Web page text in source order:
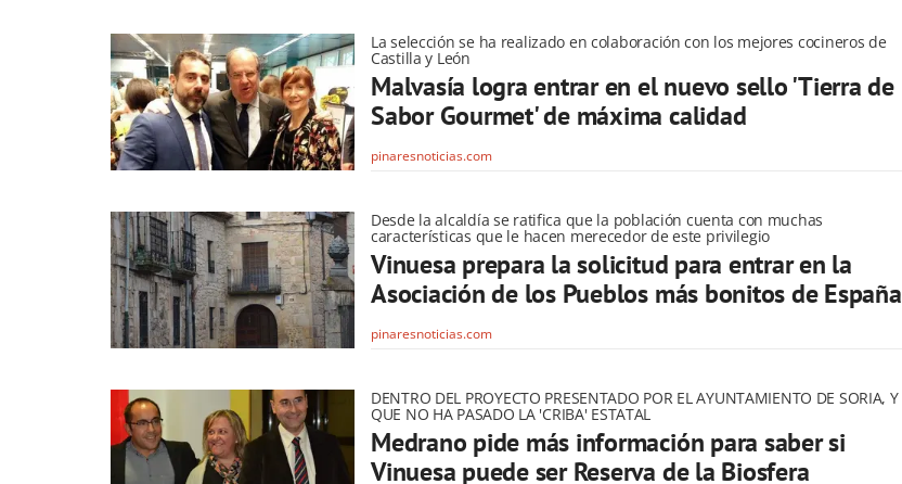
La selección se ha realizado en colaboración con los mejores cocineros de
Castilla y León
Malvasía logra entrar en el nuevo sello 'Tierra de
Sabor Gourmet' de máxima calidad
pinaresnoticias.com
Desde la alcaldía se ratifica que la población cuenta con muchas
características que le hacen merecedor de este privilegio
Vinuesa prepara la solicitud para entrar en la
Asociación de los Pueblos más bonitos de España
pinaresnoticias.com
DENTRO DEL PROYECTO PRESENTADO POR EL AYUNTAMIENTO DE SORIA, Y
QUE NO HA PASADO LA 'CRIBA' ESTATAL
Medrano pide más información para saber si
Vinuesa puede ser Reserva de la Biosfera